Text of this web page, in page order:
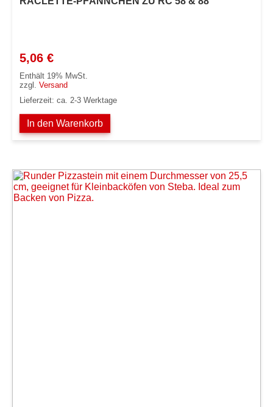
5,06 €
Enthält 19% MwSt.
zzgl. Versand
Lieferzeit: ca. 2-3 Werktage
In den Warenkorb